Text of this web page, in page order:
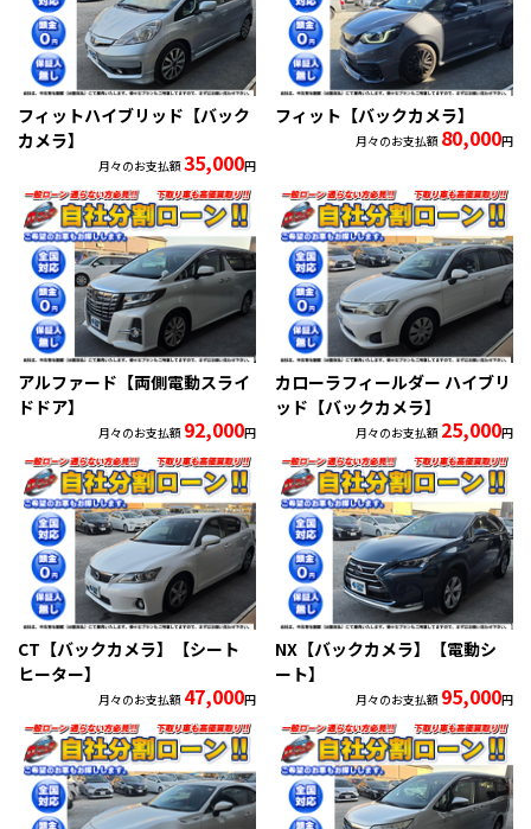
フィットハイブリッド【バック
カメラ】
月々のお支払額35,000円
フィット【バックカメラ】
月々のお支払額 80,000円
アルファード【両側電動スライ
ドドア】
月々のお支払額 92,000円
カローラフィールダー ハイブリ
ッド【バックカメラ】
月々のお支払額 25,000円
CT【バックカメラ】【シート
ヒーター】
月々のお支払額 47,000円
NX【バックカメラ】【電動シ
ート】
月々のお支払額 95,000円